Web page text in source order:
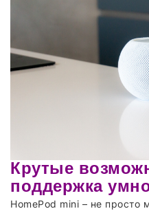
Крутые
поддержка
HomePod mini – не просто